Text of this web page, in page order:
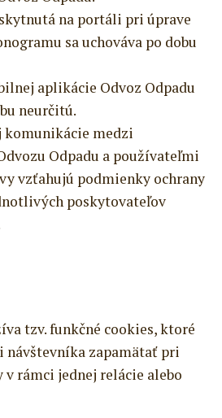
na portáli pri úprave
sa uchováva po dobu
aplikácie Odvoz Odpadu
neurčitú.
komunikácie medzi
Odpadu a používateľmi
vzťahujú podmienky ochrany
poskytovateľov
tzv. funkčné cookies, ktoré
návštevníka zapamätať pri
v rámci jednej relácie alebo